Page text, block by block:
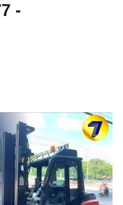
KO
MA
TS
U
FB1
KO
MA
TS
U
FB1
-